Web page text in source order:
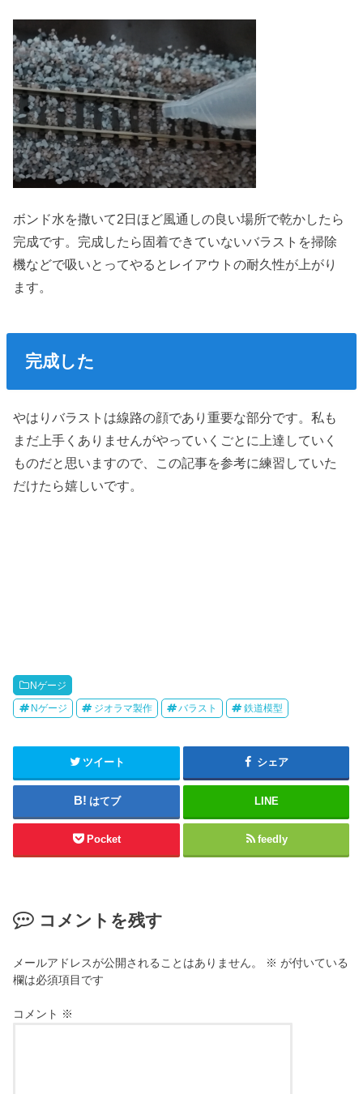
ボンド水を撒いて2日ほど風通しの良い場所で乾かしたら
完成です。完成したら固着できていないバラストを掃除
機などで吸いとってやるとレイアウトの耐久性が上がり
ます。
完成した
やはりバラストは線路の顔であり重要な部分です。私も
まだ上手くありませんがやっていくごとに上達していく
ものだと思いますので、この記事を参考に練習していた
だけたら嬉しいです。
Nゲージ
Nゲージ ジオラマ製作 バラスト 鉄道模型
ツイート シェア
はてブ LINE
Pocket feedly
コメントを残す
メールアドレスが公開されることはありません。 ※ が付いている
欄は必須項目です
コメント ※